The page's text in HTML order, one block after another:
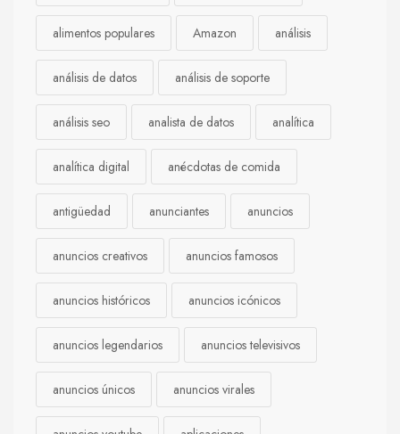
alimentos populares Amazon análisis
análisis de datos análisis de soporte
análisis seo analista de datos analítica
analítica digital anécdotas de comida
antigüedad anunciantes anuncios
anuncios creativos anuncios famosos
anuncios históricos anuncios icónicos
anuncios legendarios anuncios televisivos
anuncios únicos anuncios virales